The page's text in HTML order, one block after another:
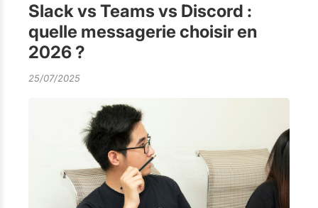
Slack vs Teams vs Discord :
quelle messagerie choisir en
2026 ?
25/07/2025